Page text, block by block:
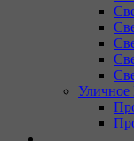
Уличное